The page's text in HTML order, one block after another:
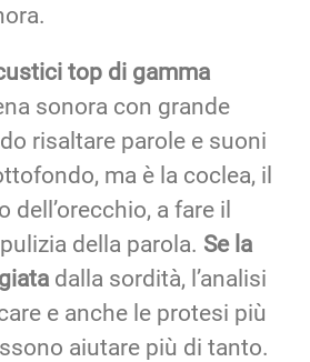
top di gamma
sonora con grande
risaltare parole e suoni
ma è la coclea, il
dell’orecchio, a fare il
della parola. Se la
dalla sordità, l’analisi
e anche le protesi più
aiutare più di tanto.